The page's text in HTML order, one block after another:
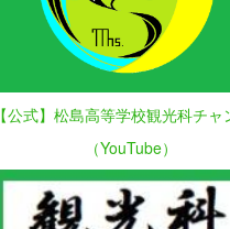
【公式】松島高等学校観光科チャ
（YouTube）